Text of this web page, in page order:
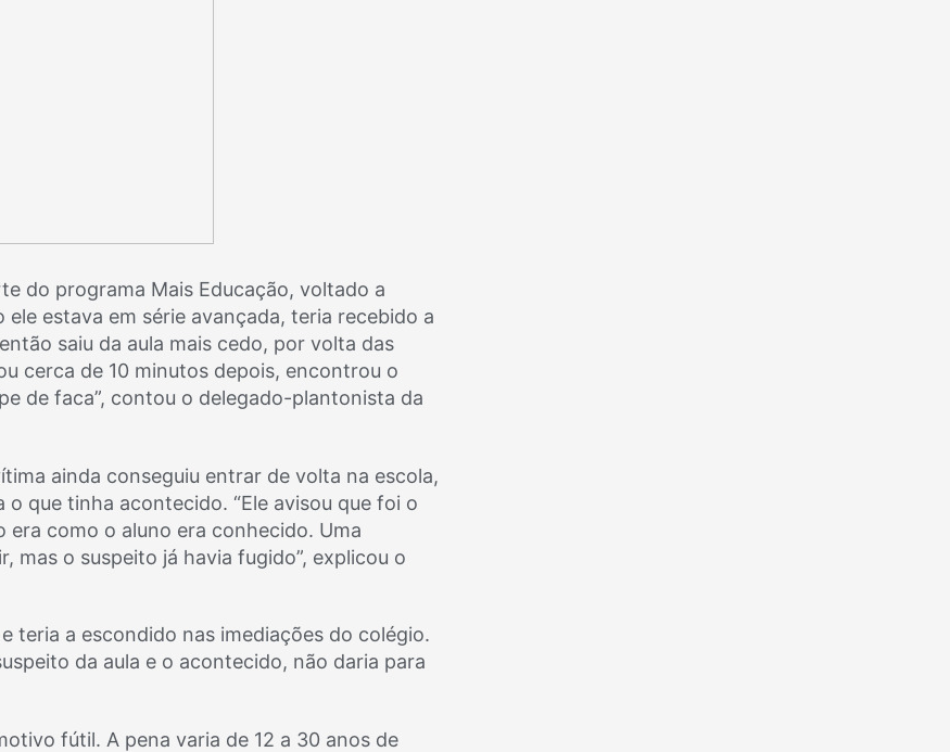
do programa Mais Educação, voltado a
estava em série avançada, teria recebido a
saiu da aula mais cedo, por volta das
cerca de 10 minutos depois, encontrou o
de faca”, contou o delegado-plantonista da
ainda conseguiu entrar de volta na escola,
que tinha acontecido. “Ele avisou que foi o
era como o aluno era conhecido. Uma
o suspeito já havia fugido”, explicou o
teria a escondido nas imediações do colégio.
da aula e o acontecido, não daria para
fútil. A pena varia de 12 a 30 anos de